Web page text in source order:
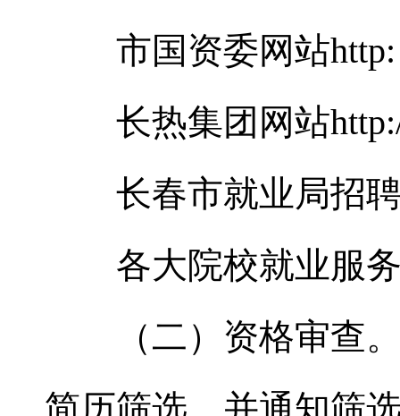
市国资委网站
长热集团网站
长春市就业局招聘
各大院校就业服
（二）资格审查。